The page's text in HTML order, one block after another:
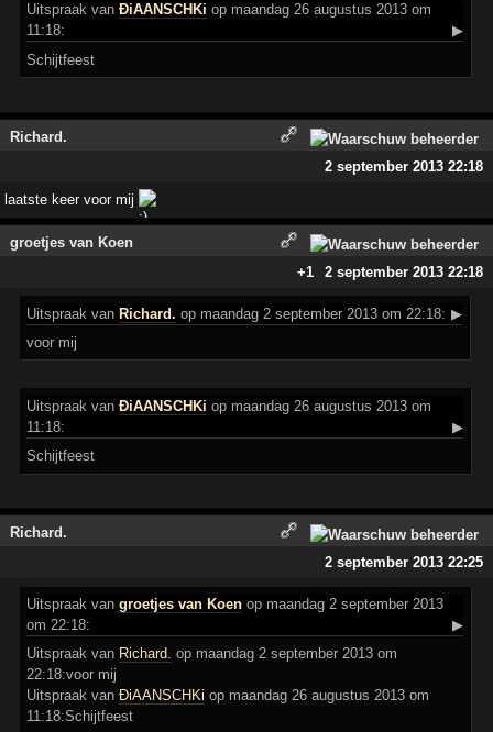
Uitspraak vanÐiAANSCHKi op maandag 26 augustus 2013 om
11:18:
▶
Schijtfeest
Richard.
2 september 2013 22:18
laatste keer voor mij
groetjes van Koen
+1
2 september 2013 22:18
Uitspraak vanRichard. op maandag 2 september 2013 om 22:18: ▶
voor mij
Uitspraak vanÐiAANSCHKi op maandag 26 augustus 2013 om
11:18:
▶
Schijtfeest
Richard.
2 september 2013 22:25
Uitspraak vangroetjes van Koen op maandag 2 september 2013
om 22:18:
▶
Uitspraak van Richard. op maandag 2 september 2013 om
22:18:voor mij
Uitspraak vanÐiAANSCHKi op maandag 26 augustus 2013 om
11:18:Schijtfeest